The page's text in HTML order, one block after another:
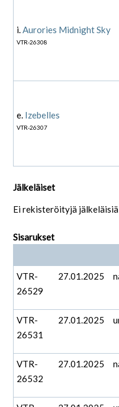
i.Aurories Midnight Sky
VTR-26308
e. Izebelles
VTR-26307
Jälkeläiset
Ei rekisteröityjä jälkeläisiä
Sisarukset
VTR-
26529
27.01.2025
VTR-
26531
27.01.2025
VTR-
26532
27.01.2025